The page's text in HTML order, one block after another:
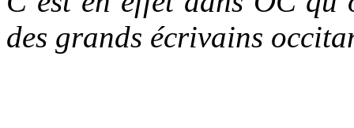
des grands écrivains